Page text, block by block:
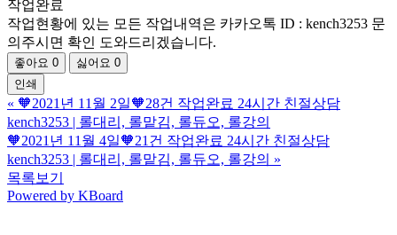
작업완료
작업현황에 있는 모든 작업내역은 카카오톡 ID : kench3253 문
의주시면 확인 도와드리겠습니다.
좋아요 0 싫어요 0
인쇄
« 🧡2021년 11월 2일🧡28건 작업완료 24시간 친절상담
kench3253 | 롤대리, 롤맡김, 롤듀오, 롤강의
🧡2021년 11월 4일🧡21건 작업완료 24시간 친절상담
kench3253 | 롤대리, 롤맡김, 롤듀오, 롤강의 »
목록보기
Powered by KBoard